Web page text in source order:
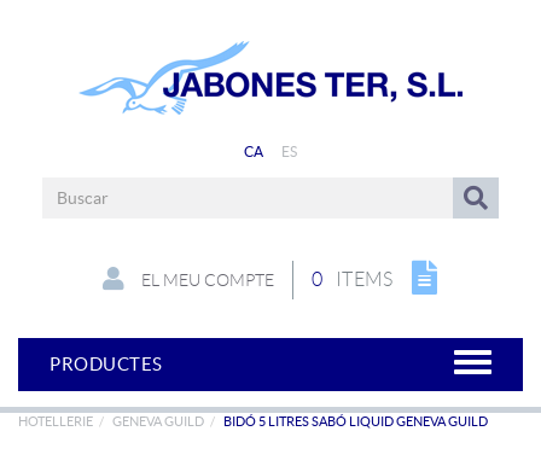
CA ES
0 ITEMS
EL MEU COMPTE
PRODUCTES
HOTELLERIE GENEVA GUILD BIDÓ 5 LITRES SABÓ LIQUID GENEVA GUILD